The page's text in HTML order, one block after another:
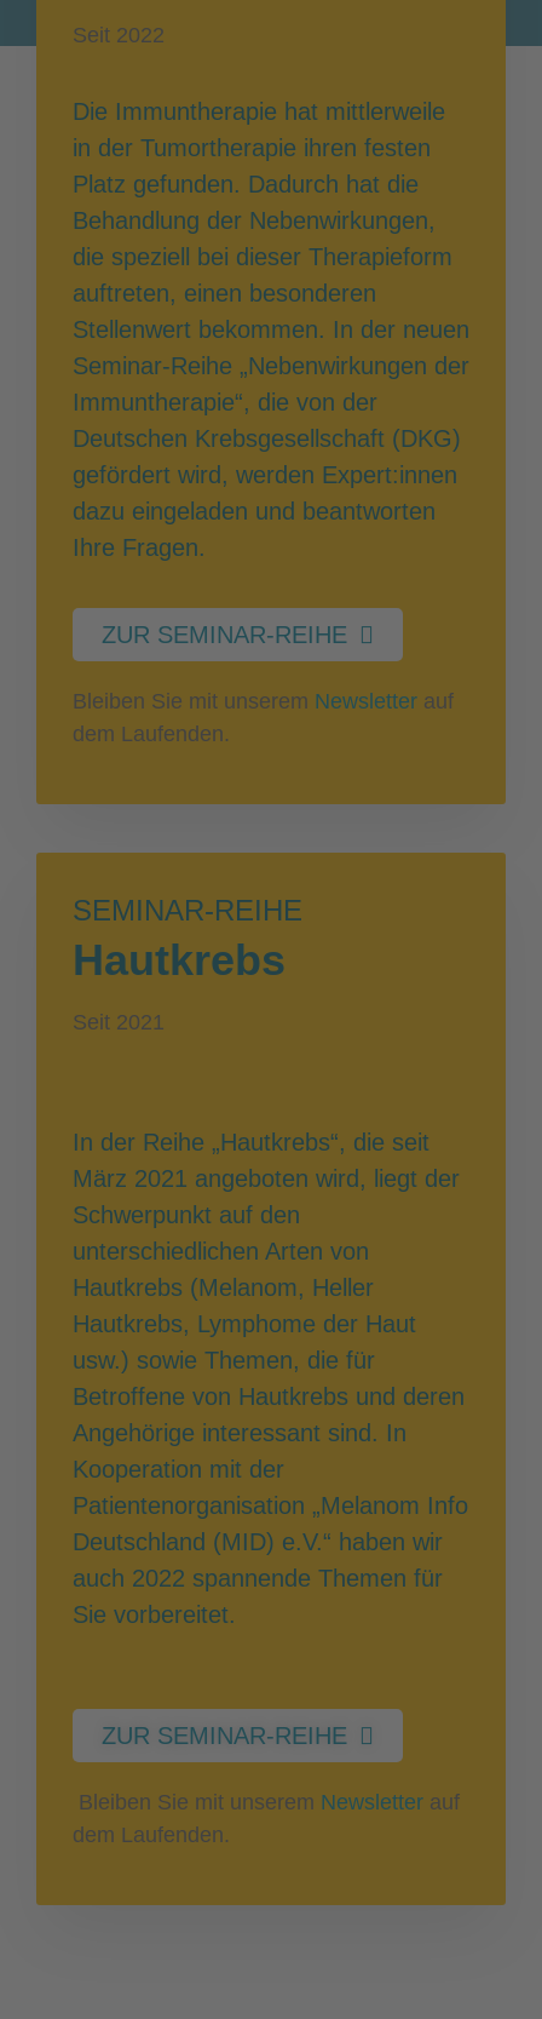
Seit 2022
Die Immuntherapie hat mittlerweile
in der Tumortherapie ihren festen
Platz gefunden. Dadurch hat die
Behandlung der Nebenwirkungen,
die speziell bei dieser Therapieform
auftreten, einen besonderen
Stellenwert bekommen. In der neuen
Seminar-Reihe „Nebenwirkungen der
Immuntherapie“, die von der
Deutschen Krebsgesellschaft (DKG)
gefördert wird, werden Expert:innen
dazu eingeladen und beantworten
Ihre Fragen.
ZUR SEMINAR-REIHE
Bleiben Sie mit unserem Newsletter auf
dem Laufenden.
SEMINAR-REIHE
Hautkrebs
Seit 2021
In der Reihe „Hautkrebs“, die seit
März 2021 angeboten wird, liegt der
Schwerpunkt auf den
unterschiedlichen Arten von
Hautkrebs (Melanom, Heller
Hautkrebs, Lymphome der Haut
usw.) sowie Themen, die für
Betroffene von Hautkrebs und deren
Angehörige interessant sind. In
Kooperation mit der
Patientenorganisation „Melanom Info
Deutschland (MID) e.V.“ haben wir
auch 2022 spannende Themen für
Sie vorbereitet.
ZUR SEMINAR-REIHE
Bleiben Sie mit unserem Newsletter auf
dem Laufenden.